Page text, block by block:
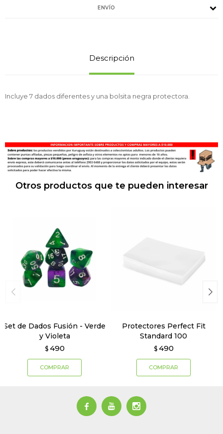
ENVÍO
Descripción
Incluye 7 dados diferentes y una bolsita negra protectora.
Otros productos que te pueden interesar
Set de Dados Fusión - Verde
y Violeta
$ 490
Protectores Perfect Fit
Standard 100
$ 490
  